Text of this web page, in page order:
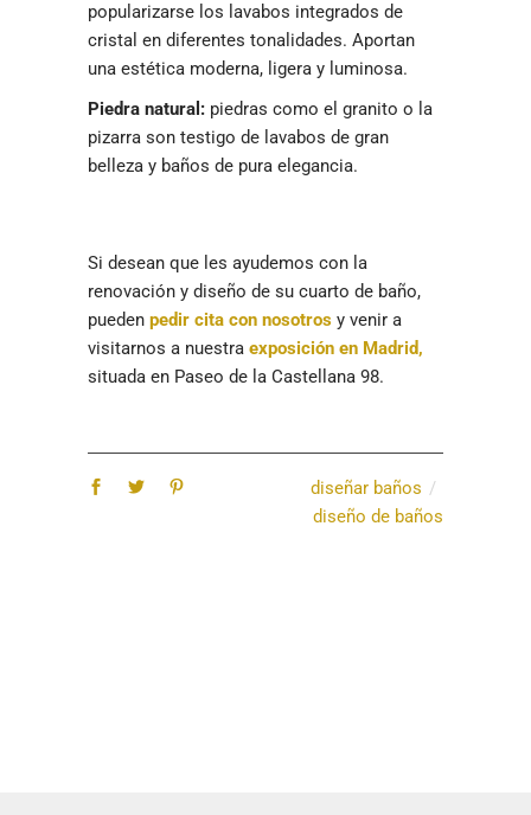
popularizarse los lavabos integrados de
cristal en diferentes tonalidades. Aportan
una estética moderna, ligera y luminosa.
Piedra natural: piedras como el granito o la
pizarra son testigo de lavabos de gran
belleza y baños de pura elegancia.
Si desean que les ayudemos con la
renovación y diseño de su cuarto de baño,
pueden pedir cita con nosotros y venir a
visitarnos a nuestra exposición en Madrid,
situada en Paseo de la Castellana 98.
diseñar baños
diseño de baños